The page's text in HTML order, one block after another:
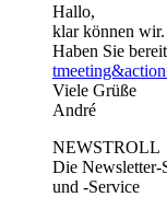
Hallo,
klar können wir.
Haben Sie
Viele Grüße
André
NEWSTROLL
Die Newsletter-
und -Service